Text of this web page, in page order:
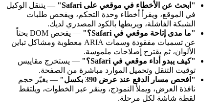
"ابحث عن الأخطاء في موقعي على Safari"
— يتنقل الوكيل
في الموقع، ويقرأ أخطاء وحدة التحكم، ويفحص طلبات
الشبكة الفاشلة، ويربطها بالكود المصدري لديك.
"ما مدى إتاحة موقعي في Safari؟"
— يفحص DOM بحثاً
عن تسميات مفقودة وسمات ARIA معطوبة ومشاكل تباين
الألوان، ثم يقترح إصلاحات ملموسة.
"كيف يبدو أداء موقعي في Safari؟"
— يستخرج مقاييس
توقيت التنقل وتحميل الموارد مباشرة من الصفحة.
"افحص مسار الدفع عند عرض 390 بكسل"
— يغيّر حجم
نافذة العرض، ويملأ النموذج، وينقر عبر الخطوات، ويلتقط
لقطة شاشة لكل مرحلة.